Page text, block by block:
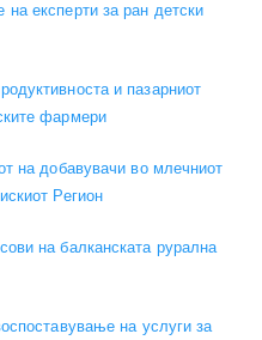
експерти за ран детски
и пазарниот
фармери
на добавувачи во млечниот
Регион
на балканската рурална
на услуги за